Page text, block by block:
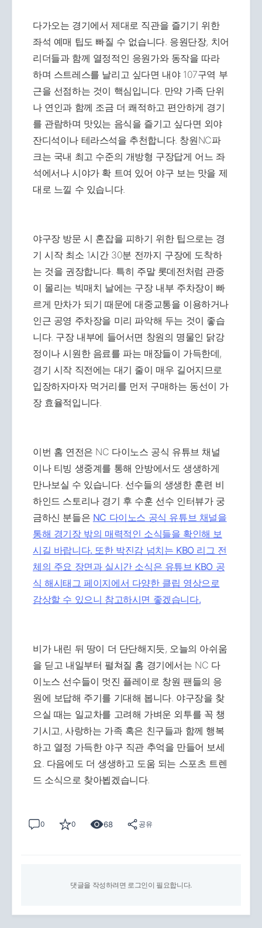
다가오는 경기에서 제대로 직관을 즐기기 위한
좌석 예매 팁도 빠질 수 없습니다. 응원단장, 치어
리더들과 함께 열정적인 응원가와 동작을 따라
하며 스트레스를 날리고 싶다면 내야 107구역 부
근을 선점하는 것이 핵심입니다. 만약 가족 단위
나 연인과 함께 조금 더 쾌적하고 편안하게 경기
를 관람하며 맛있는 음식을 즐기고 싶다면 외야
잔디석이나 테라스석을 추천합니다. 창원NC파
크는 국내 최고 수준의 개방형 구장답게 어느 좌
석에서나 시야가 확 트여 있어 야구 보는 맛을 제
대로 느낄 수 있습니다.
야구장 방문 시 혼잡을 피하기 위한 팁으로는 경
기 시작 최소 1시간 30분 전까지 구장에 도착하
는 것을 권장합니다. 특히 주말 롯데전처럼 관중
이 몰리는 빅매치 날에는 구장 내부 주차장이 빠
르게 만차가 되기 때문에 대중교통을 이용하거나
인근 공영 주차장을 미리 파악해 두는 것이 좋습
니다. 구장 내부에 들어서면 창원의 명물인 닭강
정이나 시원한 음료를 파는 매장들이 가득한데,
경기 시작 직전에는 대기 줄이 매우 길어지므로
입장하자마자 먹거리를 먼저 구매하는 동선이 가
장 효율적입니다.
이번 홈 연전은 NC 다이노스 공식 유튜브 채널
이나 티빙 생중계를 통해 안방에서도 생생하게
만나보실 수 있습니다. 선수들의 생생한 훈련 비
하인드 스토리나 경기 후 수훈 선수 인터뷰가 궁
금하신 분들은 NC 다이노스 공식 유튜브 채널을
통해 경기장 밖의 매력적인 소식들을 확인해 보
시길 바랍니다. 또한 박진감 넘치는 KBO 리그 전
체의 주요 장면과 실시간 소식은 유튜브 KBO 공
식 해시태그 페이지에서 다양한 클립 영상으로
감상할 수 있으니 참고하시면 좋겠습니다.
비가 내린 뒤 땅이 더 단단해지듯, 오늘의 아쉬움
을 딛고 내일부터 펼쳐질 홈 경기에서는 NC 다
이노스 선수들이 멋진 플레이로 창원 팬들의 응
원에 보답해 주기를 기대해 봅니다. 야구장을 찾
으실 때는 일교차를 고려해 가벼운 외투를 꼭 챙
기시고, 사랑하는 가족 혹은 친구들과 함께 행복
하고 열정 가득한 야구 직관 추억을 만들어 보세
요. 다음에도 더 생생하고 도움 되는 스포츠 트렌
드 소식으로 찾아뵙겠습니다.
0 0 68 공유
댓글을 작성하려면 로그인이 필요합니다.